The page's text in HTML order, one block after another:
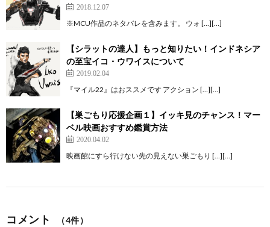
2018.12.07
※MCU作品のネタバレを含みます。 ウォ […][…]
【シラットの達人】もっと知りたい！インドネシア
の至宝イコ・ウワイスについて
2019.02.04
『マイル22』はおススメです アクション […][…]
【巣ごもり応援企画１】イッキ見のチャンス！マー
ベル映画おすすめ鑑賞方法
2020.04.02
映画館にすら行けない先の見えない巣ごもり […][…]
コメント （4件）